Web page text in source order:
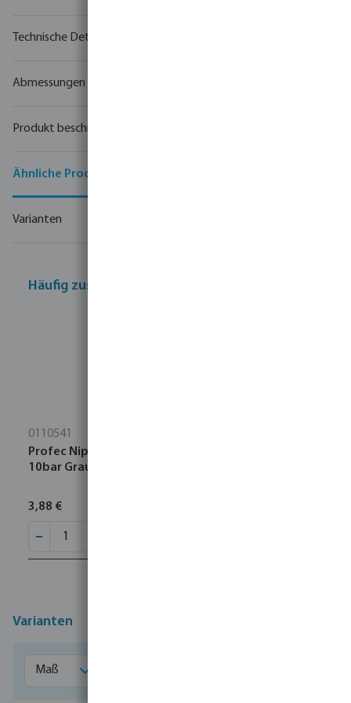
Technische Details
Abmessungen
Produkt beschreibung
Ähnliche Produkte
Varianten
Häufig zusammen gekauft
0110541
Profec Nippel sechskant PVC-U 2" Außengewinde
10bar Grau
3,88 €
Varianten